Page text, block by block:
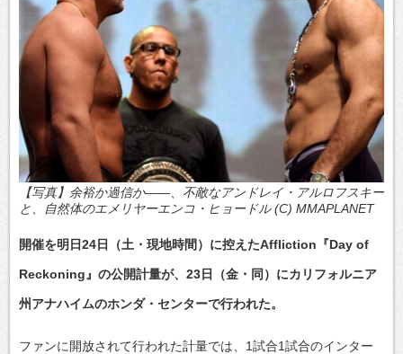
【写真】余裕か過信か――、不敵なアンドレイ・アルロフスキー
と、自然体のエメリヤーエンコ・ヒョードル (C) MMAPLANET
開催を明日24日（土・現地時間）に控えたAffliction『Day of
Reckoning』の公開計量が、23日（金・同）にカリフォルニア
州アナハイムのホンダ・センターで行われた。
ファンに開放されて行われた計量では、1試合1試合のインター